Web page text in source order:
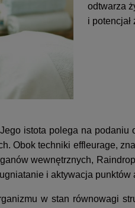
odtwarza
i potencjał
istota polega na
Obok techniki effleurage,
wewnętrznych,
i aktywacja
w stan równowagi